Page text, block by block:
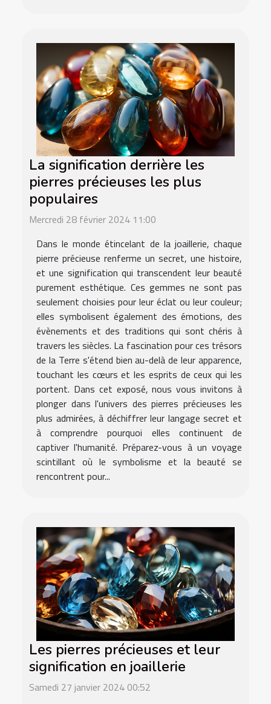
La signification derrière les
pierres précieuses les plus
populaires
Mercredi 28 février 2024 11:00
Dans le monde étincelant de la joaillerie, chaque
pierre précieuse renferme un secret, une histoire,
et une signification qui transcendent leur beauté
purement esthétique. Ces gemmes ne sont pas
seulement choisies pour leur éclat ou leur couleur;
elles symbolisent également des émotions, des
évènements et des traditions qui sont chéris à
travers les siècles. La fascination pour ces trésors
de la Terre s'étend bien au-delà de leur apparence,
touchant les cœurs et les esprits de ceux qui les
portent. Dans cet exposé, nous vous invitons à
plonger dans l'univers des pierres précieuses les
plus admirées, à déchiffrer leur langage secret et
à comprendre pourquoi elles continuent de
captiver l'humanité. Préparez-vous à un voyage
scintillant où le symbolisme et la beauté se
rencontrent pour...
Les pierres précieuses et leur
signification en joaillerie
Samedi 27 janvier 2024 00:52